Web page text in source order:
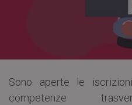
Sono aperte le
competenze